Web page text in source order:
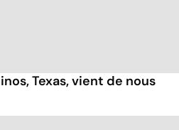
Texas, vient de nous